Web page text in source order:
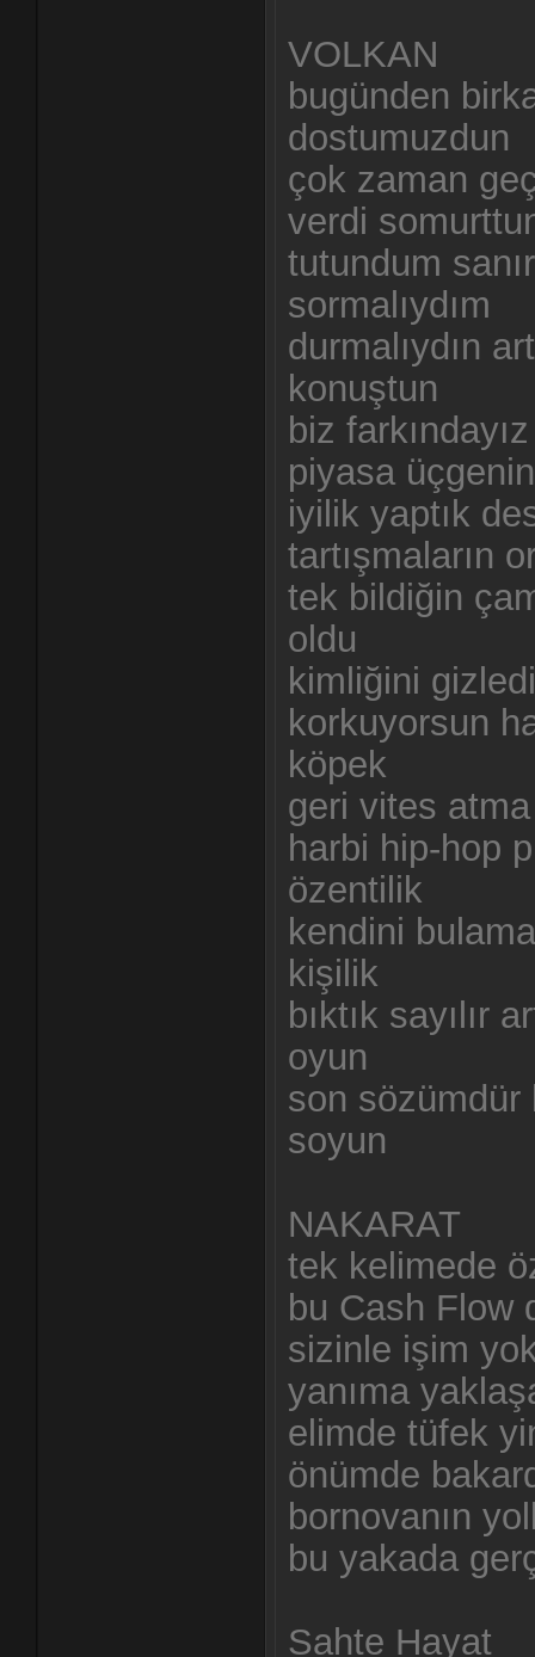
VOLKAN
bugünden
dostumuzdun
çok zaman
verdi
tutundum
sormalıydım
durmalıydın
konuştun
biz
piyasa
iyilik yaptık
tartışmaların
tek bildiğin
oldu
kimliğini
korkuyorsun
köpek
geri vites
harbi hip-hop
özentilik
kendini
kişilik
bıktık sayılır
oyun
son sözümdür
soyun
NAKARAT
tek kelimede
bu Cash Flow
sizinle işim
yanıma
elimde tüfek
önümde
bornovanın
bu yakada
Sahte Hayat